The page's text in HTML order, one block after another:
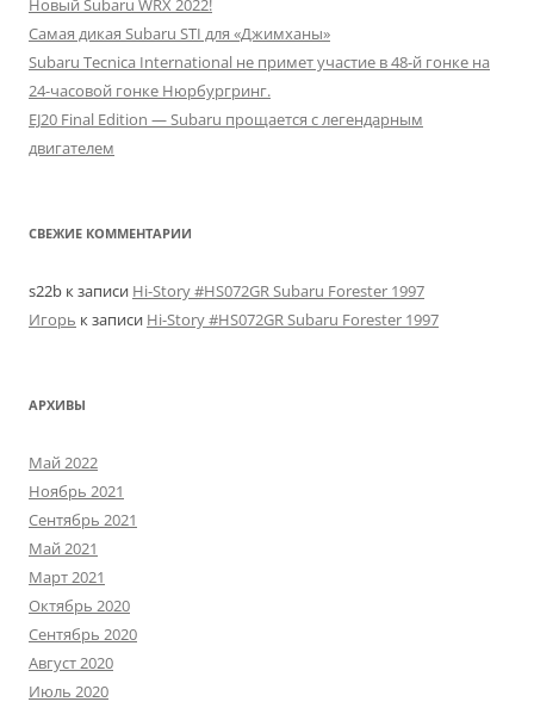
Новый Subaru WRX 2022!
Самая дикая Subaru STI для «Джимханы»
Subaru Tecnica International не примет участие в 48-й гонке на
24-часовой гонке Нюрбургринг.
EJ20 Final Edition — Subaru прощается с легендарным
двигателем
СВЕЖИЕ КОММЕНТАРИИ
s22b к записи Hi-Story #HS072GR Subaru Forester 1997
Игорь к записи Hi-Story #HS072GR Subaru Forester 1997
АРХИВЫ
Май 2022
Ноябрь 2021
Сентябрь 2021
Май 2021
Март 2021
Октябрь 2020
Сентябрь 2020
Август 2020
Июль 2020